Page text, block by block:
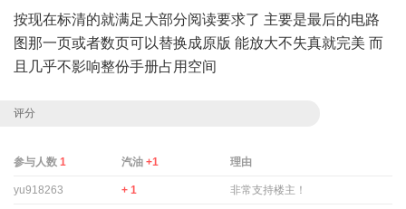
按现在标清的就满足大部分阅读要求了 主要是最后的电路
图那一页或者数页可以替换成原版 能放大不失真就完美 而
且几乎不影响整份手册占用空间
评分
参与人数 1 汽油+1 理由
yu918263 + 1 非常支持楼主！